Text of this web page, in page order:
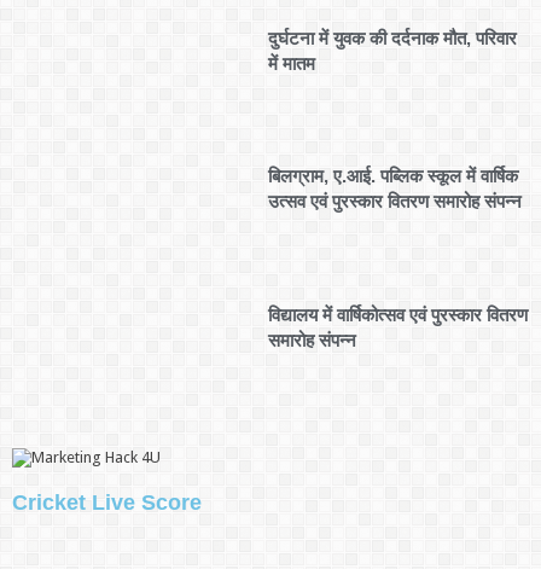
दुर्घटना में युवक की दर्दनाक मौत, परिवार
में मातम
बिलग्राम, ए.आई. पब्लिक स्कूल में वार्षिक
उत्सव एवं पुरस्कार वितरण समारोह संपन्न
विद्यालय में वार्षिकोत्सव एवं पुरस्कार वितरण
समारोह संपन्न
Cricket Live Score